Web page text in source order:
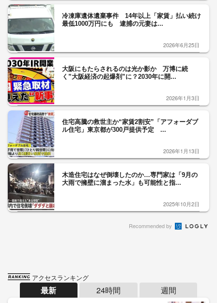
冷凍庫遺体遺棄事件 14年以上「家賃」払い続け
最低1000万円にも 逮捕の元妻は...
2026年6月25日
大阪にもたらされるのは光か影か 万博に続
く”大阪経済の起爆剤”に？2030年に開...
2026年1月3日
住宅高騰の救世主か“家賃2割安”「アフォーダブ
ル住宅」東京都が300戸提供予定 ...
2026年1月13日
木造住宅はなぜ倒壊したのか…専門家は「9月の
大雨で擁壁に溜まった水」も可能性と指...
2025年10月2日
Recommended by
アクセスランキング
最新 24時間 週間